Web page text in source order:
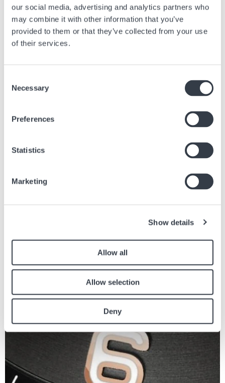
our social media, advertising and analytics partners who
may combine it with other information that you’ve
provided to them or that they’ve collected from your use
of their services.
Selection
Necessary
Preferences
Statistics
Marketing
Show details
Allow all
Allow selection
Deny
shopping indimenticabile.
Di tutti i prodotti presenti nelle nostre boutique certifichiamo autenticità
ed etica, in base ai valori che condividiamo con il nostro Gruppo.
Rivenditore certificato